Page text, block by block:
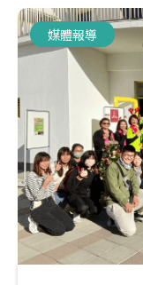
媒體報導